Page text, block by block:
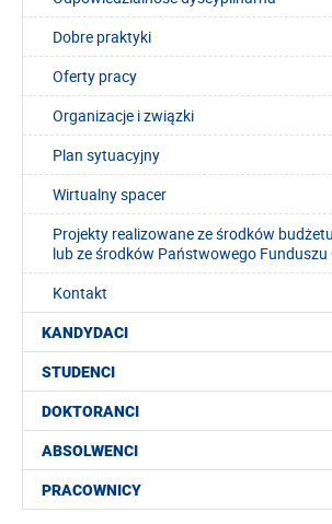
Dobre praktyki
Oferty pracy
Organizacje i związki
Plan sytuacyjny
Wirtualny spacer
Projekty realizowane ze środków
lub ze środków Państwowego Funduszu
Kontakt
KANDYDACI
STUDENCI
DOKTORANCI
ABSOLWENCI
PRACOWNICY